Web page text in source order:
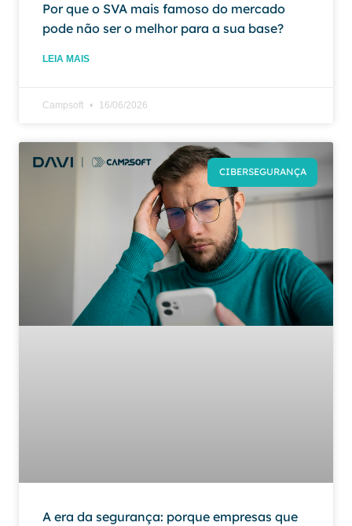
Por que o SVA mais famoso do mercado
pode não ser o melhor para a sua base?
LEIA MAIS
Campsoft 16/06/2026
CIBERSEGURANÇA
A era da segurança: porque empresas que